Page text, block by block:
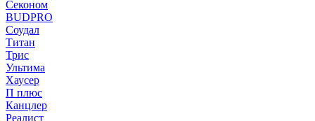
Секоном
BUDPRO
Соудал
Титан
Трис
Ультима
Хаусер
П плюс
Канцлер
Реалист